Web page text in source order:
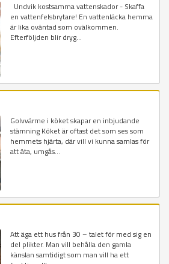
Undvik kostsamma vattenskador - Skaffa
en vattenfelsbrytare! En vattenläcka hemma
är lika oväntad som ovälkommen.
Efterföljden blir dryg...
Golvvärme i köket skapar en inbjudande
stämning Köket är oftast det som ses som
hemmets hjärta, där vill vi kunna samlas för
att äta, umgås...
Att äga ett hus från 30 – talet för med sig en
del plikter. Man vill behålla den gamla
känslan samtidigt som man vill ha ett